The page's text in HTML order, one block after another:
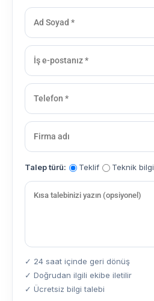
Talep türü: Teklif Teknik bilgi
✓ 24 saat içinde geri dönüş
✓ Doğrudan ilgili ekibe iletilir
✓ Ücretsiz bilgi talebi